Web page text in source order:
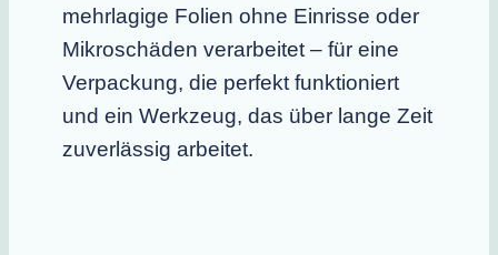
mehrlagige Folien ohne Einrisse oder
Mikroschäden verarbeitet – für eine
Verpackung, die perfekt funktioniert
und ein Werkzeug, das über lange Zeit
zuverlässig arbeitet.